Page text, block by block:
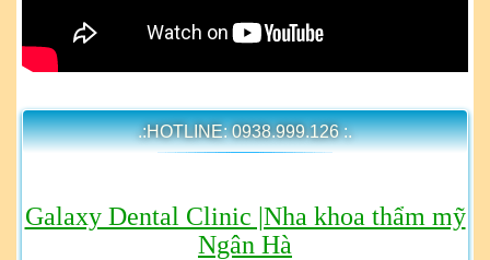
.:HOTLINE: 0938.999.126 :.
Galaxy Dental Clinic |Nha khoa thẩm mỹ
Ngân Hà